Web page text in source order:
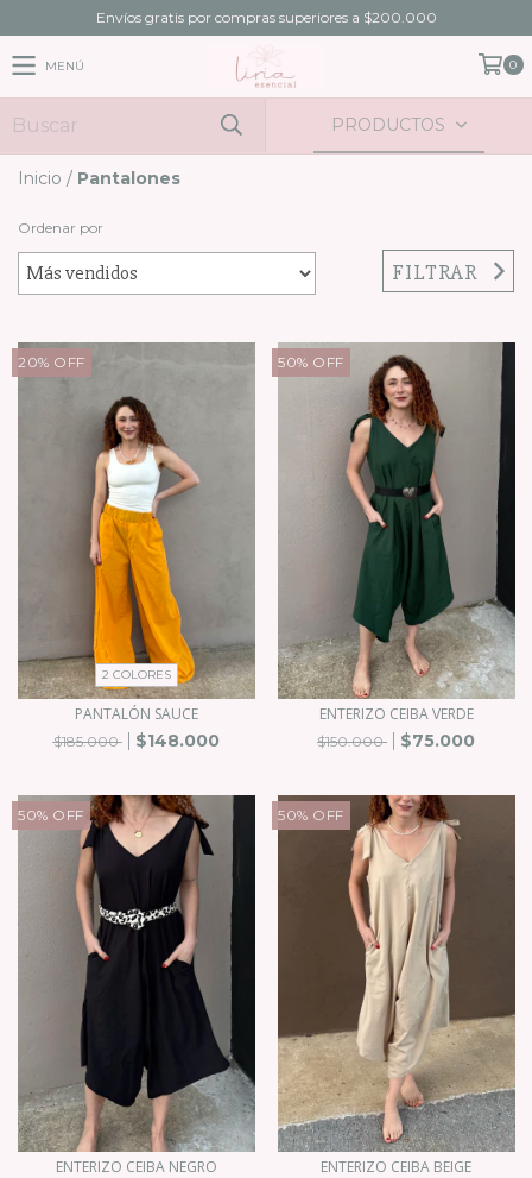
Envíos gratis por compras superiores a $200.000
MENÚ 0
PRODUCTOS
Inicio / Pantalones
Ordenar por
FILTRAR
20% OFF
2 COLORES
PANTALÓN SAUCE
$185.000 $148.000
50% OFF
ENTERIZO CEIBA VERDE
$150.000 $75.000
50% OFF
ENTERIZO CEIBA NEGRO
50% OFF
ENTERIZO CEIBA BEIGE